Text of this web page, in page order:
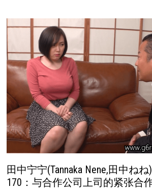
田中宁宁(Tannaka Nene,田中ねね
170：与合作公司上司的紧张合